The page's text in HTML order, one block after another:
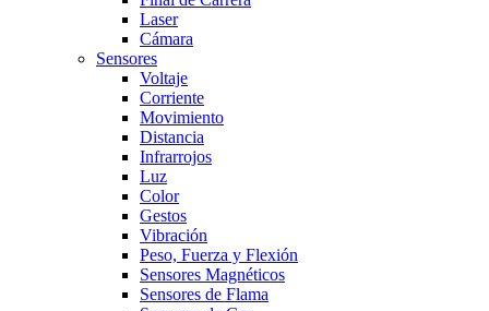
Laser
Cámara
Sensores
Voltaje
Corriente
Movimiento
Distancia
Infrarrojos
Luz
Color
Gestos
Vibración
Peso, Fuerza y Flexión
Sensores Magnéticos
Sensores de Flama